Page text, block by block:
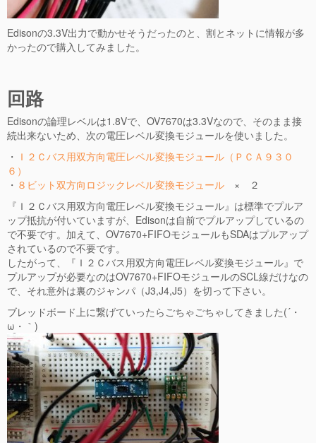
Edisonの3.3V出力で動かせそうだったのと、割とネットに情報が多
かったので購入してみました。
回路
Edisonの論理レベルは1.8Vで、OV7670は3.3Vなので、そのまま接
続出来ないため、次の電圧レベル変換モジュールを使いました。
・ Ｉ２Ｃバス用双方向電圧レベル変換モジュール（ＰＣＡ９３０
６）
・ ８ビット双方向ロジックレベル変換モジュール × ２
『Ｉ２Ｃバス用双方向電圧レベル変換モジュール』は標準でプルア
ップ抵抗が付いていますが、Edisonは自前でプルアップしているの
で不要です。加えて、OV7670+FIFOモジュールもSDAはプルアップ
されているので不要です。
したがって、『Ｉ２Ｃバス用双方向電圧レベル変換モジュール』で
プルアップが必要なのはOV7670+FIFOモジュールのSCL線だけなの
で、それ意外は裏のジャンパ（J3,J4,J5）を切って下さい。
ブレッドボード上に繋げていったらごちゃごちゃしてきました(´・
ω・｀)